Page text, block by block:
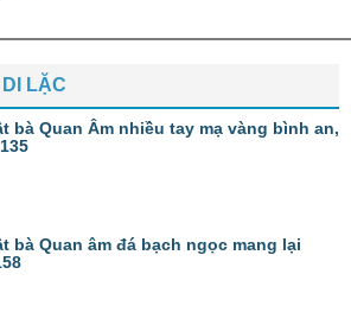
LẶC
bà Quan Âm nhiều tay mạ vàng bình an,
bà Quan âm đá bạch ngọc mang lại